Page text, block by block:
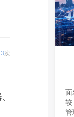
次
面
较
管